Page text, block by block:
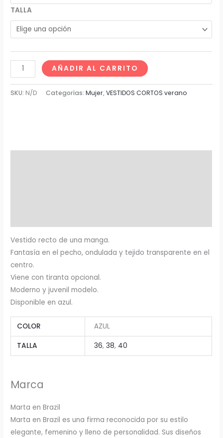
TALLA
AÑADIR AL CARRITO
SKU: N/D Categorías:Mujer,VESTIDOS CORTOS verano
Vestido recto de una manga.
Fantasía en el pecho, ondulada y tejido transparente en el
centro.
Viene con tiranta opcional.
Moderno y juvenil modelo.
Disponible en azul.
COLOR AZUL
TALLA 36,38, 40
Marca
Marta en Brazil
Marta en Brazil es una firma reconocida por su estilo
elegante, femenino y lleno de personalidad. Sus diseños